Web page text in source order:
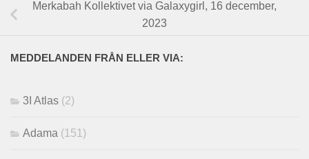
Merkabah Kollektivet via Galaxygirl, 16 december,
2023
MEDDELANDEN FRÅN ELLER VIA:
3I Atlas (2)
Adama (151)